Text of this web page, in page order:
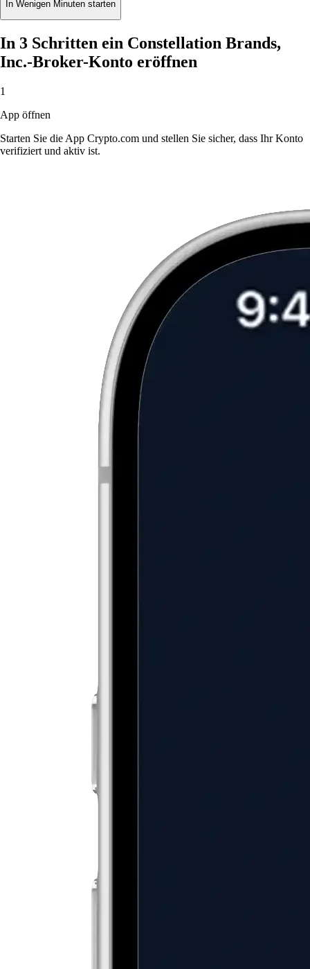
In Wenigen Minuten starten
In 3 Schritten ein Constellation Brands,
Inc.-Broker-Konto eröffnen
1
App öffnen
Starten Sie die App Crypto.com und stellen Sie sicher, dass Ihr Konto
verifiziert und aktiv ist.